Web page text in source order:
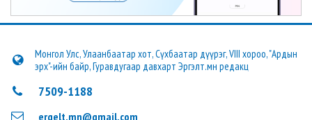
Монгол Улс, Улаанбаатар хот, Сүхбаатар дүүрэг, VIII хороо, "Ардын
эрх"-ийн байр, Гуравдугаар давхарт Эргэлт.мн редакц
7509-1188
ergelt.mn@gmail.com